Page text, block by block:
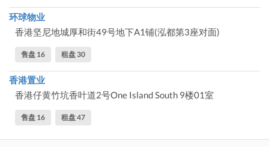
环球物业
香港坚尼地城厚和街49号地下A1铺(泓都第3座对面)
售盘 16 租盘 30
香港置业
香港仔黄竹坑香叶道2号One Island South 9楼01室
售盘 16 租盘 47